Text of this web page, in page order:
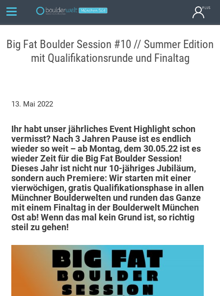
Big Fat Boulder Session #10 // Summer Edition
mit Qualifikationsrunde und Finaltag
13. Mai 2022
Ihr habt unser jährliches Event Highlight schon
vermisst? Nach 3 Jahren Pause ist es endlich
wieder so weit – ab Montag, dem 30.05.22 ist es
wieder Zeit für die Big Fat Boulder Session!
Dieses Jahr ist nicht nur 10-jähriges Jubiläum,
sondern auch Premiere: Wir starten mit einer
vierwöchigen, gratis Qualifikationsphase in allen
Münchner Boulderwelten und runden das Ganze
mit einem Finaltag in der Boulderwelt München
Ost ab! Wenn das mal kein Grund ist, so richtig
steil zu gehen!